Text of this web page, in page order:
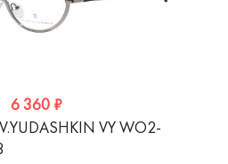
6 360 ₽
VY WO2-